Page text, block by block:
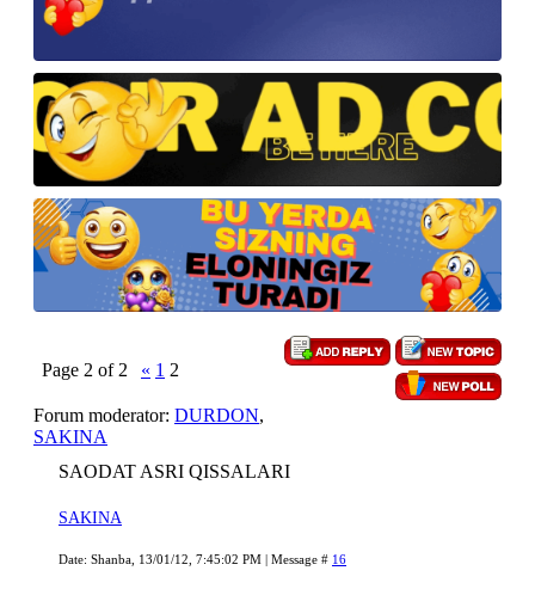
Page 2 of 2 « 1 2
Forum moderator: DURDON,
SAKINA
SAODAT ASRI QISSALARI
SAKINA
Date: Shanba, 13/01/12, 7:45:02 PM | Message # 16